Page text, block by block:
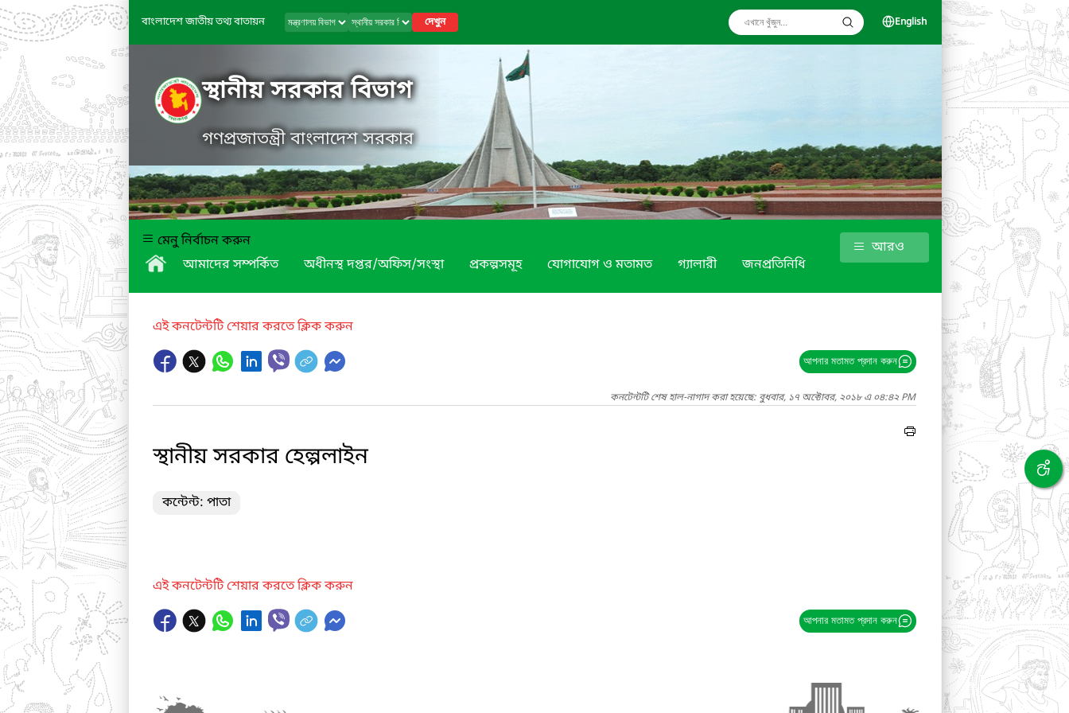
বাংলাদেশ জাতীয় তথ্য বাতায়ন দেখুন English
স্থানীয় সরকার বিভাগ
গণপ্রজাতন্ত্রী বাংলাদেশ সরকার
মেনু নির্বাচন করুন
আমাদের সম্পর্কিত
অধীনস্থ দপ্তর/অফিস/সংস্থা প্রকল্পসমূহ যোগাযোগ ও মতামত গ্যালারী জনপ্রতিনিধি
আরও
এই কনটেন্টটি শেয়ার করতে ক্লিক করুন
আপনার মতামত প্রদান করুন
কনটেন্টটি শেষ হাল-নাগাদ করা হয়েছে: বুধবার, ১৭ অক্টোবর, ২০১৮ এ ০৪:৪২ PM
স্থানীয় সরকার হেল্পলাইন
কন্টেন্ট: পাতা
এই কনটেন্টটি শেয়ার করতে ক্লিক করুন
আপনার মতামত প্রদান করুন